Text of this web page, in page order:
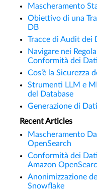
Mascheramento
Obiettivo di una
DB
Tracce di Audit dei
Navigare nei
Conformità dei Dati
Cos’è la Sicurezza
Strumenti LLM e
del Database
Generazione di
Recent Articles
Mascheramento
OpenSearch
Conformità dei
Amazon
Anonimizzazione
Snowflake